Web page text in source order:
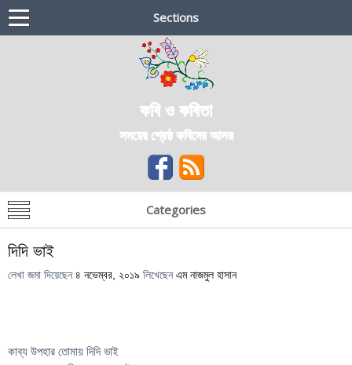
Sections
কবি ও কবিতা
সময়ের শ্রেষ্ঠ কবিদের আসর
Categories
দিদি ভাই
লেখা জমা দিয়েছেন ৪ নভেম্বর, ২০১৯ লিখেছেন এম নাজমুল হাসান
কাব্য উপহার তোমায় দিদি ভাই